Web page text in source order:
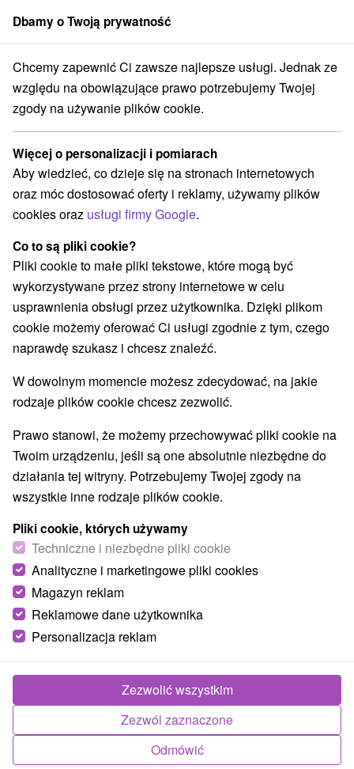
członek grupySorger
Aqualand **** Bańska Bystrzyca Sylwester 2019 Goldies Oldies
Sylwester 2019 Goldies Oldies
Dixon Resort Congress Hotel & Aqualand
Bystrzyca
Banská Bystrica
Przejdź do lokalizacji
Urządzenie jest obecnie zamknięty z naszą ofertą!
8,6 doskonały·25 recenzji
Dbamy o Twoją prywatność
Chcemy zapewnić Ci zawsze najlepsze usługi. Jednak ze
względu na obowiązujące prawo potrzebujemy Twojej
zgody na używanie plików cookie.
Więcej o personalizacji i pomiarach
Aby wiedzieć, co dzieje się na stronach internetowych
oraz móc dostosować oferty i reklamy, używamy plików
cookies oraz usługi firmy Google.
Co to są pliki cookie?
Pliki cookie to małe pliki tekstowe, które mogą być
wykorzystywane przez strony internetowe w celu
usprawnienia obsługi przez użytkownika. Dzięki plikom
cookie możemy oferować Ci usługi zgodnie z tym, czego
naprawdę szukasz i chcesz znaleźć.
W dowolnym momencie możesz zdecydować, na jakie
rodzaje plików cookie chcesz zezwolić.
Prawo stanowi, że możemy przechowywać pliki cookie na
Twoim urządzeniu, jeśli są one absolutnie niezbędne do
działania tej witryny. Potrzebujemy Twojej zgody na
wszystkie inne rodzaje plików cookie.
Pliki cookie, których używamy
Techniczne i niezbędne pliki cookie
Analityczne i marketingowe pliki cookies
Magazyn reklam
Reklamowe dane użytkownika
Personalizacja reklam
Odmówić
Zezwól zaznaczone
Zezwolić wszystkim